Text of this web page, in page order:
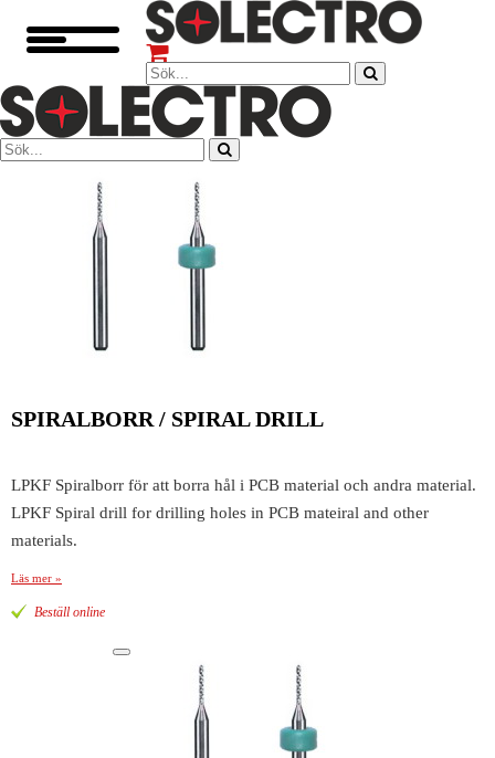
SPIRALBORR / SPIRAL DRILL
LPKF Spiralborr för att borra hål i PCB material och andra material.
LPKF Spiral drill for drilling holes in PCB mateiral and other
materials.
Läs mer »
Beställ online